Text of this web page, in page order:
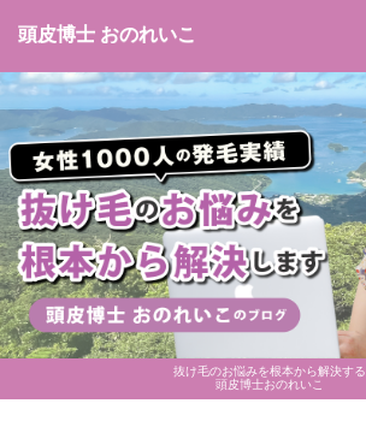
抜け毛のお悩みを根本から解決する
頭皮博士おのれいこ
頭皮博士 おのれいこ